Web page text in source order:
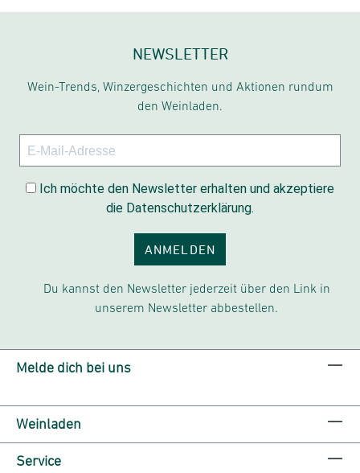
NEWSLETTER
Wein-Trends, Winzergeschichten und Aktionen rundum
den Weinladen.
Ich möchte den Newsletter erhalten und akzeptiere
die Datenschutzerklärung.
ANMELDEN
Du kannst den Newsletter jederzeit über den Link in
unserem Newsletter abbestellen.
Melde dich bei uns
Weinladen
Service